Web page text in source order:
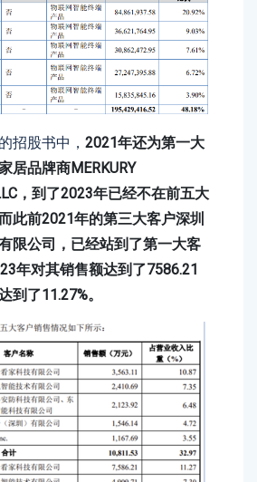
招股书中， 2021年还为第一大
居品牌商MERKURY
，到了2023年已经不在前五大
此前2021年的第三大客户深圳
限公司，已经站到了第一大客
年对其销售额达到了7586.21
到了11.27%。